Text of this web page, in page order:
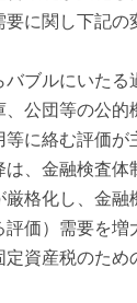
に関し下記の
バブルにいたる
、公団等の公的
に絡む評価が
は、金融検査
厳格化し、金融
価）需要を増
定資産税のた